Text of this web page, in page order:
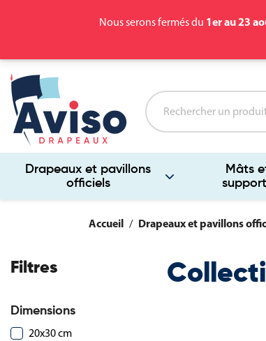
Nous serons fermés du 1er au 23
Drapeaux et pavillons
officiels
Mâts
Accueil Drapeaux et pavillons
Filtres
Dimensions
20x30 cm